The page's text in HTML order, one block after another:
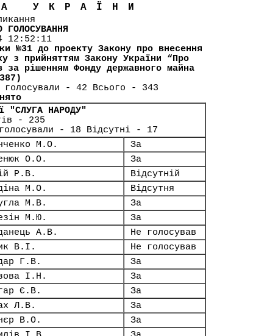
УКРАЇНИ
ГОЛОСУВАННЯ
12:52:11
№31 до проекту Закону про внесення
з прийняттям Закону України “Про
за рішенням Фонду державного майна
- 42 Всього - 343
"СЛУГА НАРОДУ"
- 235
- 18 Відсутні - 17
М.О.
За
О.О.
За
Р.В.
Відсутній
М.О.
Відсутня
М.В.
За
М.Ю.
За
А.В.
Не голосував
В.І.
Не голосував
Г.В.
За
І.Н.
За
Є.В.
За
Л.В.
За
В.О.
За